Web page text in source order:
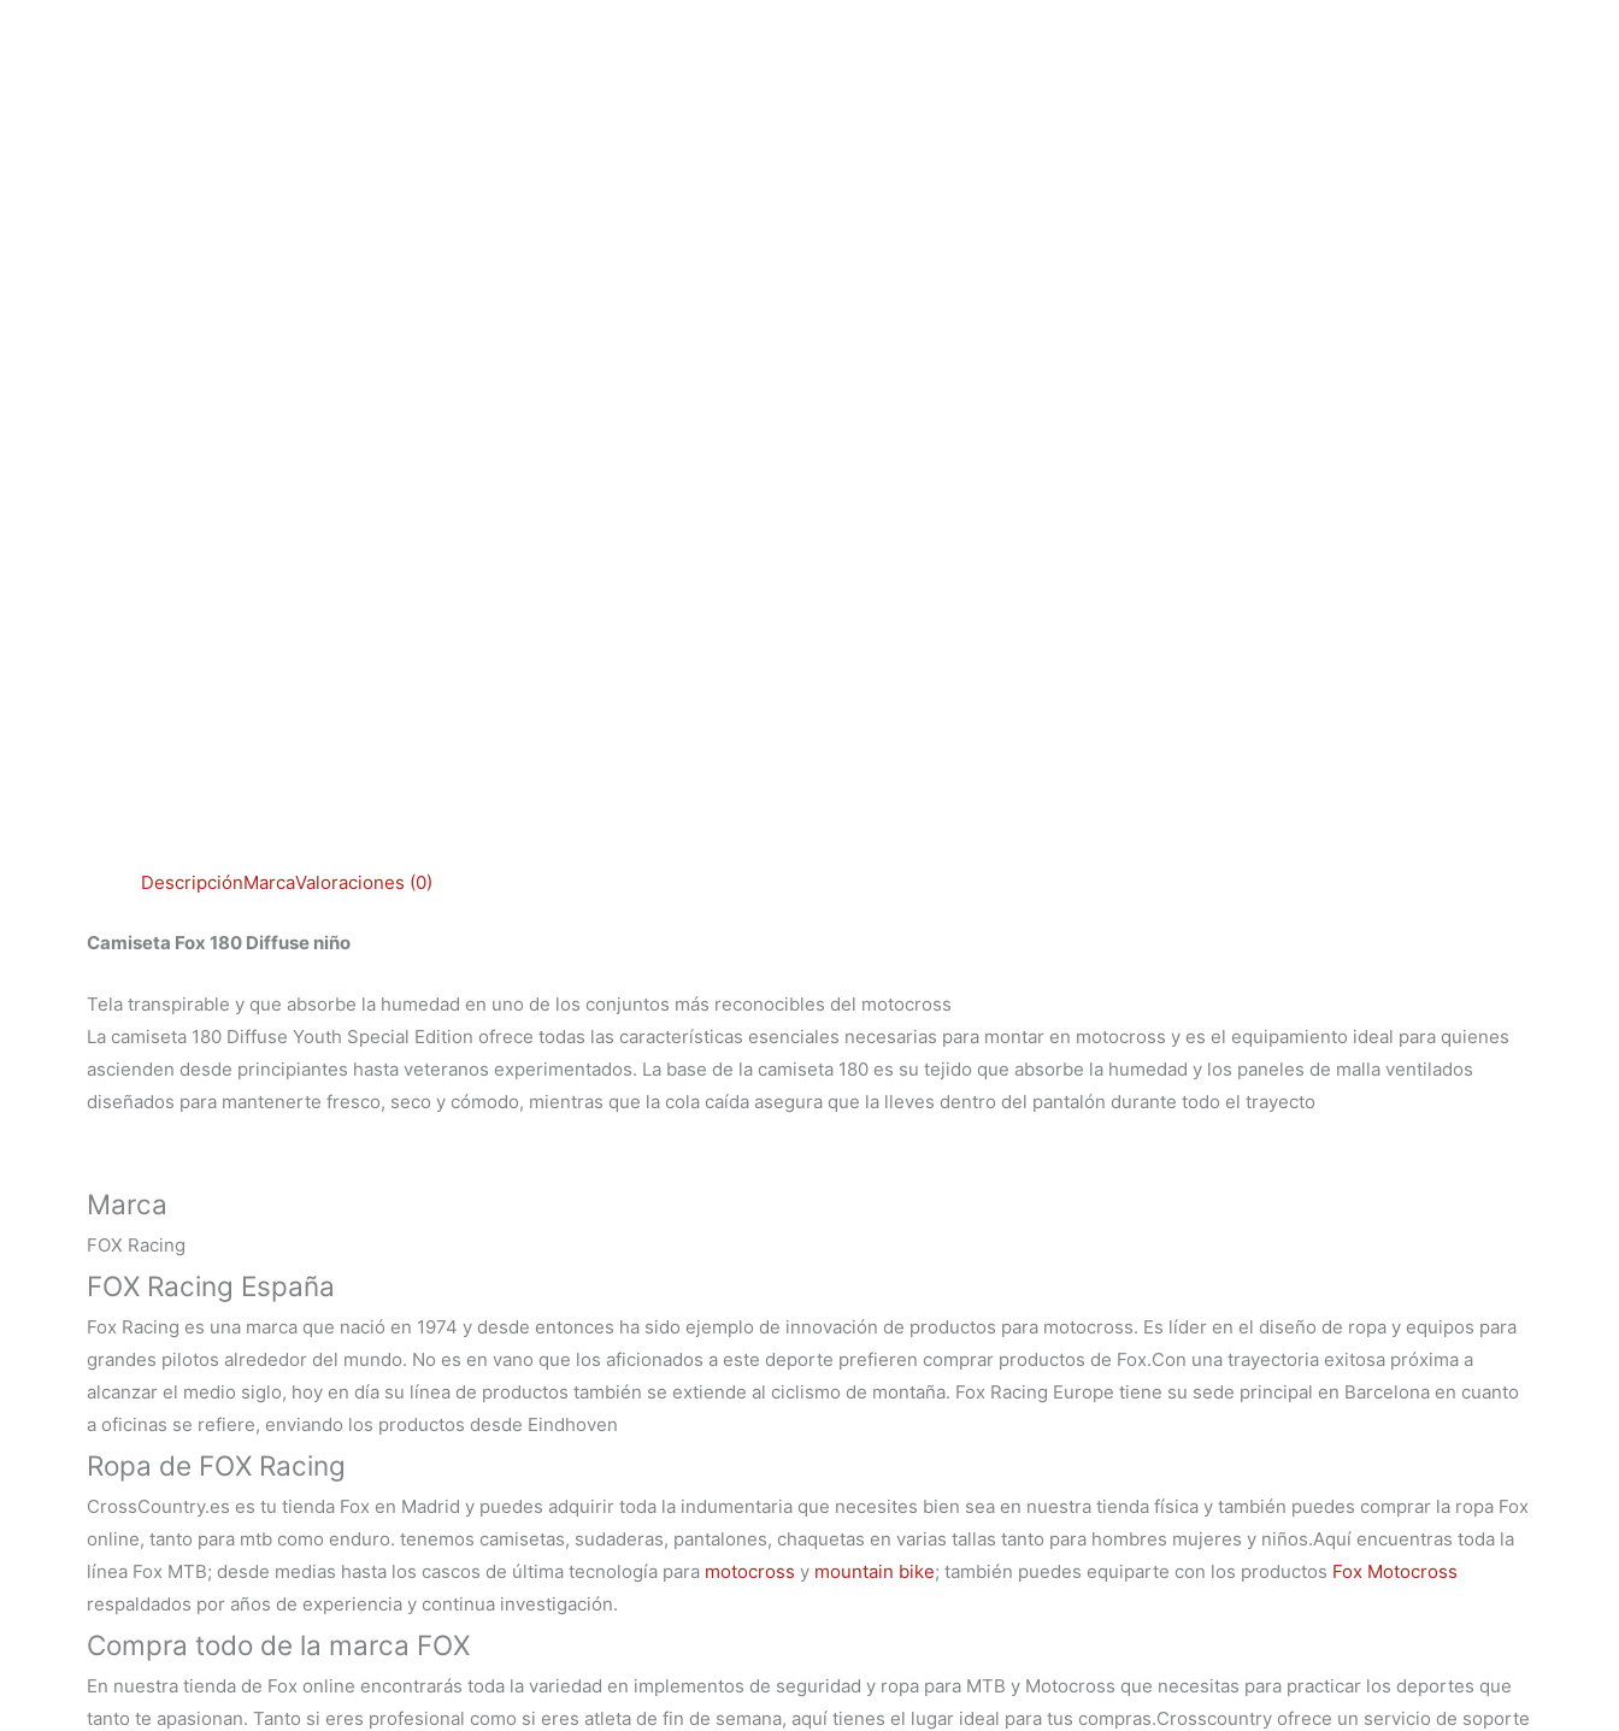
DescripciónMarcaValoraciones (0)
Camiseta Fox 180 Diffuse niño
Tela transpirable y que absorbe la humedad en uno de los conjuntos más reconocibles del motocross
La camiseta 180 Diffuse Youth Special Edition ofrece todas las características esenciales necesarias para montar en motocross y es el equipamiento ideal para quienes
ascienden desde principiantes hasta veteranos experimentados. La base de la camiseta 180 es su tejido que absorbe la humedad y los paneles de malla ventilados
diseñados para mantenerte fresco, seco y cómodo, mientras que la cola caída asegura que la lleves dentro del pantalón durante todo el trayecto
Marca
FOX Racing
FOX Racing España
Fox Racing es una marca que nació en 1974 y desde entonces ha sido ejemplo de innovación de productos para motocross. Es líder en el diseño de ropa y equipos para
grandes pilotos alrededor del mundo. No es en vano que los aficionados a este deporte prefieren comprar productos de Fox.Con una trayectoria exitosa próxima a
alcanzar el medio siglo, hoy en día su línea de productos también se extiende al ciclismo de montaña. Fox Racing Europe tiene su sede principal en Barcelona en cuanto
a oficinas se refiere, enviando los productos desde Eindhoven
Ropa de FOX Racing
CrossCountry.es es tu tienda Fox en Madrid y puedes adquirir toda la indumentaria que necesites bien sea en nuestra tienda física y también puedes comprar la ropa Fox
online, tanto para mtb como enduro. tenemos camisetas, sudaderas, pantalones, chaquetas en varias tallas tanto para hombres mujeres y niños.Aquí encuentras toda la
línea Fox MTB; desde medias hasta los cascos de última tecnología para motocross y mountain bike; también puedes equiparte con los productos Fox Motocross
respaldados por años de experiencia y continua investigación.
Compra todo de la marca FOX
En nuestra tienda de Fox online encontrarás toda la variedad en implementos de seguridad y ropa para MTB y Motocross que necesitas para practicar los deportes que
tanto te apasionan. Tanto si eres profesional como si eres atleta de fin de semana, aquí tienes el lugar ideal para tus compras.Crosscountry ofrece un servicio de soporte